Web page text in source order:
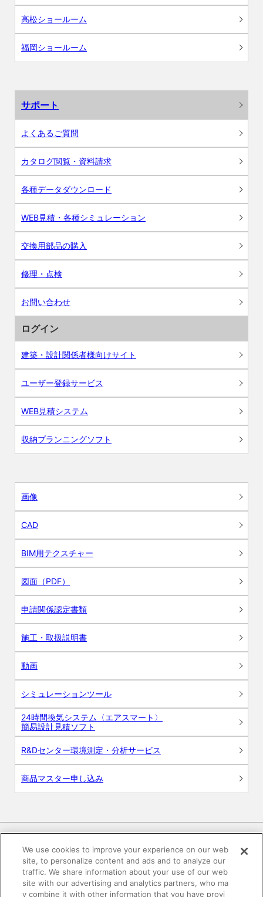
高松ショールーム
福岡ショールーム
サポート
よくあるご質問
カタログ閲覧・資料請求
各種データダウンロード
WEB見積・各種シミュレーション
交換用部品の購入
修理・点検
お問い合わせ
ログイン
建築・設計関係者様向けサイト
ユーザー登録サービス
WEB見積システム
収納プランニングソフト
画像
CAD
BIM用テクスチャー
図面（PDF）
申請関係認定書類
施工・取扱説明書
動画
シミュレーションツール
24時間換気システム〈エアスマート〉
簡易設計見積ソフト
R&Dセンター環境測定・分析サービス
商品マスター申し込み
電子公告 このWEBサイトについて
プライバシーポリシー
We use cookies to improve your experience on our web
site, to personalize content and ads and to analyze our
traffic. We share information about your use of our web
site with our advertising and analytics partners, who ma
y combine it with other information that you have provi